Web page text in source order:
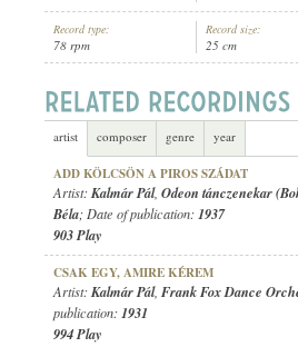
Record type:
78 rpm
Record size:
25 cm
artist composer genre year
ADD KÖLCSÖN A PIROS SZÁDAT
Artist: Kalmár Pál, Odeon tánczenekar
Béla; Date of publication: 1937
903 Play
CSAK EGY, AMIRE KÉREM
Artist: Kalmár Pál, Frank Fox Dance
publication: 1931
994 Play